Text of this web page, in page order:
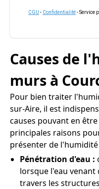
CGU - Confidentialité- Service
Causes de
murs à
Pour bien traiter
sur-Aire, il est
causes pouvant en
principales raisons
présenter de l'humidité
Pénétration d'eau :
lorsque l'eau
travers les